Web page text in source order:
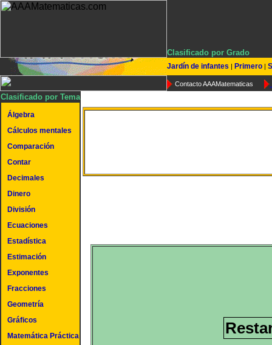
Clasificado por Grado
Jardín de infantes | Primero |
Contacto AAAMatematicas
Clasificado por Tema
Álgebra
Cálculos mentales
Comparación
Contar
Decimales
Dinero
División
Ecuaciones
Estadística
Estimación
Exponentes
Fracciones
Geometría
Gráficos
Matemática Práctica